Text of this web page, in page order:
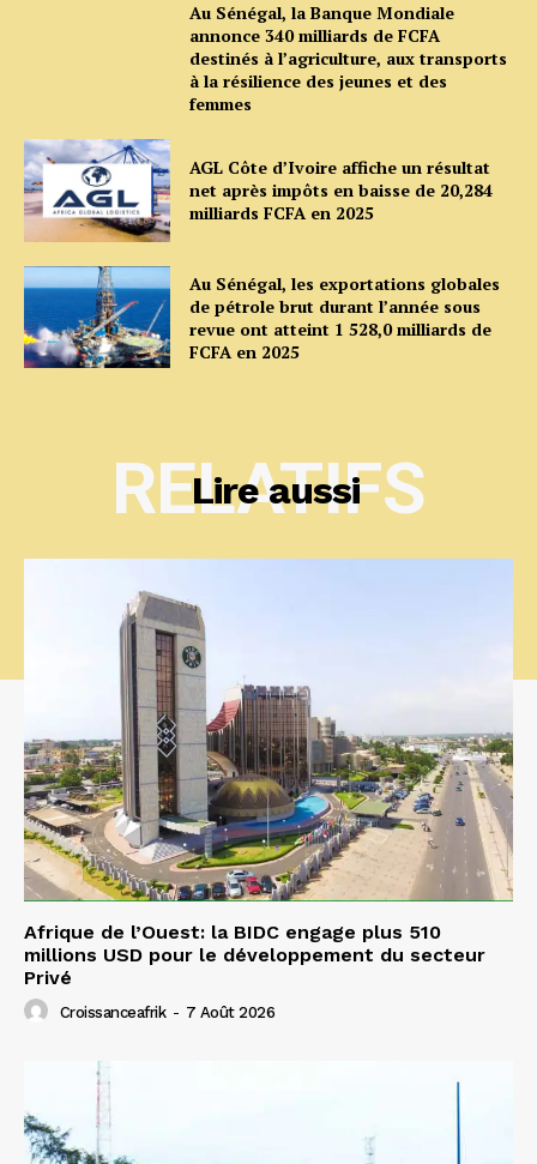
Au Sénégal, la Banque Mondiale
annonce 340 milliards de FCFA
destinés à l’agriculture, aux transports
à la résilience des jeunes et des
femmes
AGL Côte d’Ivoire affiche un résultat
net après impôts en baisse de 20,284
milliards FCFA en 2025
Au Sénégal, les exportations globales
de pétrole brut durant l’année sous
revue ont atteint 1 528,0 milliards de
FCFA en 2025
Lire aussi
RELATIFS
Afrique de l’Ouest: la BIDC engage plus 510
millions USD pour le développement du secteur
Privé
Croissanceafrik - 7 Août 2026